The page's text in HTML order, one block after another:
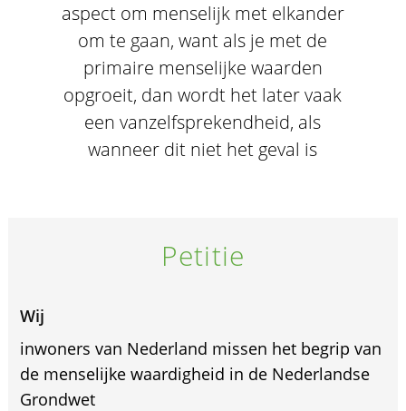
aspect om menselijk met elkander
om te gaan, want als je met de
primaire menselijke waarden
opgroeit, dan wordt het later vaak
een vanzelfsprekendheid, als
wanneer dit niet het geval is
Petitie
Wij
inwoners van Nederland missen het begrip van
de menselijke waardigheid in de Nederlandse
Grondwet